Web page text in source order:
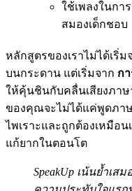
ใช้เพลงในกา
สมองเด็กชอบ
หลักสูตรของเราไม่ได้เริ่ม
บนกระดาน แต่เริ่มจาก ก
ให้คุ้นชินกับคลื่นเสียงภาษ
ของคุณจะไม่ได้แค่พูดภา
ไพเราะและถูกต้องเหมือ
แก้ยากในตอนโต
SpeakUp เน้นย้ำเส